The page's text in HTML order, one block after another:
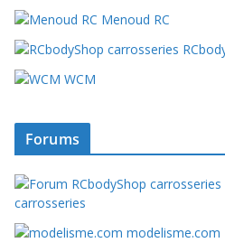
Menoud RC
WCM
Forums
carrosseries
modelisme.com